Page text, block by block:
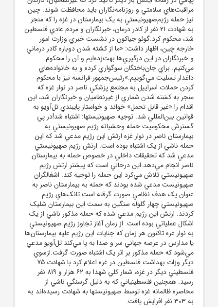
مراقبت‌هاي سلامتي و روزنامه‌نگاران بايد محافظت شوند. چين
نيز حمله رژيم‌صهيونيستي به يک بيمارستان در غزه را که منجر
به شهادت 21 نفر از کادر درمان، خبرنگاران و مردم عادي فلسطين
شد، محکوم کرد.گوئو جياکون در نشست خبري وزارت امور
خارجه چين، اظهار داشت: «ما از کشته شدن دوباره کادر درماني
و خبرنگاران در اين درگيري‌ها بهت‌زده‌ايم و آن را محکوم
مي‌کنيم. براي جان‌باختگان سوگواري کرده و به خانواده‌هاي
داغدار تسليت مي‌گوييم.»رئيس‌جمهور فرانسه نيز با محکوم
کردن حملات اسراييل به مجتمع پزشکي ناصر در نوار غزه که
منجر به کشته شدن شماري از غيرنظاميان و خبرنگاران شد، اين
اقدام را «غير قابل تحمل» خواند و خواستار پايبندي تل‌آويو به
قوانين بين‌المللي شد. توجيه صهيونيستها: اشتباه شد!در پي
گسترش محکوميت حمله وحشيانه رژيم صهيونيستي به
بيمارستان ناصر در نوار غزه ارتش اين رژيم مدعي شد که اين
حمله ناشي از يک اشتباه بوده است. ارتش رژيم صهيونيستي
مدعي شد که تحقيقات داخلي در خصوص حمله به بيمارستان
ناصر انجام مي‌دهد.اين درحالي است که پيشتر ارتش رژيم
صهيونيستي تلاش مي‌کرد اين حمله را توجيه کند. اشغالگران
صهيونيست مدعي شده بودند که حمله به بيمارستان ناصر به
عنوان يک هدف نظامي صورت گرفته است.تانک‌هاي رژيم
صهيونيستي چهار گلوله سنگين به سمت اين بيمارستان شليک
کردند. ارتش اين رژيم مدعي شده که حمله مذکور ناشي از يک
اشکال عملياتي بوده است. از زمان آغاز تجاوز رژيم صهيونيستي
به نوار غزه تاکنون هر زمان که جنايات اين رژيم عليه بيمارستان‌ها
يا مدارس در عرصه جهاني سر و صدا به پا مي‌کند تل‌آويو مدعي
مي‌شود که حمله مذکور بر اثر يک اشتباه صورت گرفت.ازسوي
ديگر وزات بهداشت فلسطين در غزه اعلام کرد با شهادت 75
فلسطيني ديگر در غزه، شمار کلي شهدا به 62 هزار و 819 نفر
رسيد. همچنين فلسطينياني که به دليل گرسنگي ناشي از
محاصره ظالمانه غزه توسط صهيونيستها به شهادت رسيده‌اند به
به 303 نفر افزايش يافت.